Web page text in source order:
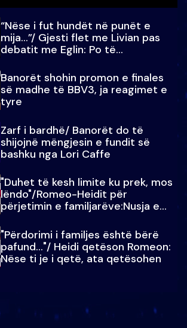
“Nëse i fut hundët në punët e
mija…”/ Gjesti flet me Livian pas
debatit me Eglin: Po të
Banorët shohin promon e finales
së madhe të BBV3, ja reagimet e
tyre
Zarf i bardhë/ Banorët do të
shijojnë mëngjesin e fundit së
bashku nga Lori Caffe
"Duhet të kesh limite ku prek, mos
lëndo"/Romeo-Heidit për
përjetimin e familjarëve:Nusja e
"Përdorimi i familjes është bërë
pafund…"/ Heidi qetëson Romeon:
Nëse ti je i qetë, ata qetësohen